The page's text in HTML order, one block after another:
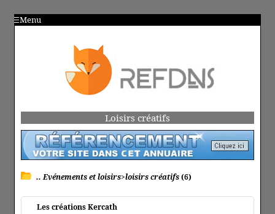
Menu
Loisirs créatifs
.. Evénements et loisirs>loisirs créatifs(6)
Les créations Kercath